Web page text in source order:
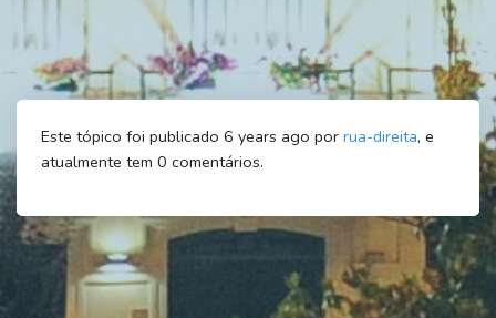
Este tópico foi publicado 6 years ago por rua-direita, e
atualmente tem 0 comentários.